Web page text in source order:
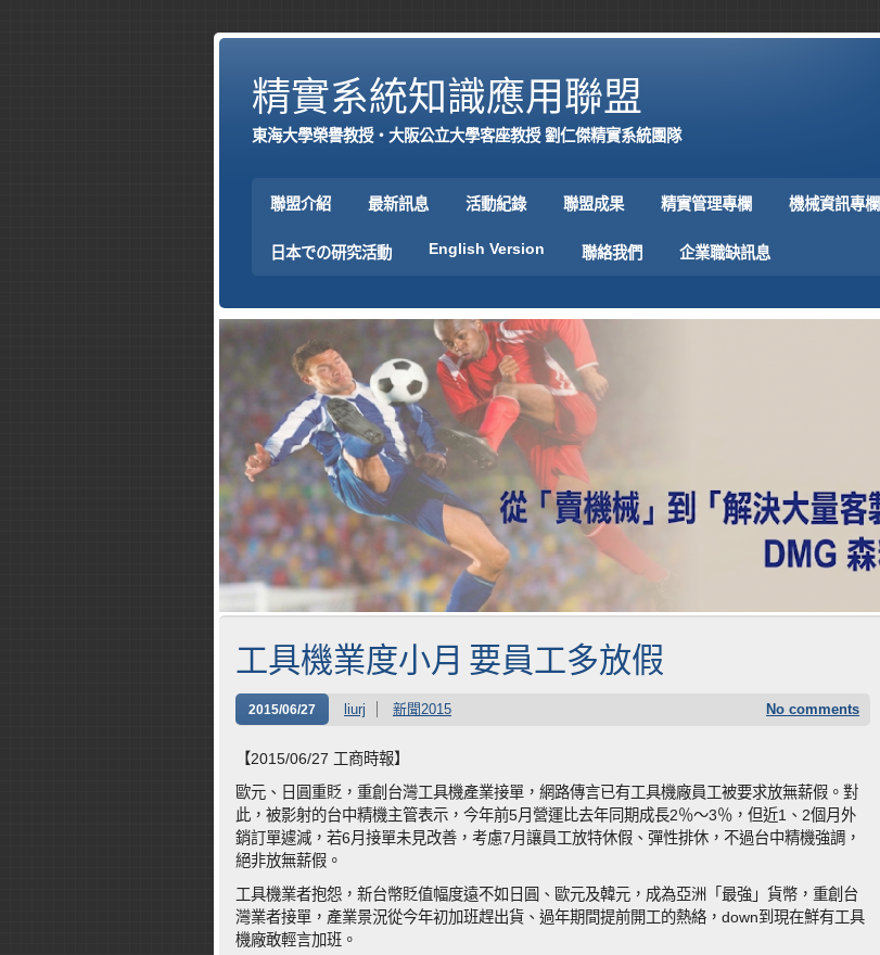
精實系統知識應用聯盟
東海大學榮譽教授‧大阪公立大學客座教授 劉仁傑精實系統團隊
聯盟介紹 最新訊息 活動紀錄 聯盟成果 精實管理專欄 機械資訊專欄
日本での研究活動 English Version 聯絡我們 企業職缺訊息
工具機業度小月 要員工多放假
2015/06/27 liurj 新聞2015 No comments
【2015/06/27 工商時報】
歐元、日圓重貶，重創台灣工具機產業接單，網路傳言已有工具機廠員工被要求放無薪假。對
此，被影射的台中精機主管表示，今年前5月營運比去年同期成長2％～3％，但近1、2個月外
銷訂單遽減，若6月接單未見改善，考慮7月讓員工放特休假、彈性排休，不過台中精機強調，
絕非放無薪假。
工具機業者抱怨，新台幣貶值幅度遠不如日圓、歐元及韓元，成為亞洲「最強」貨幣，重創台
灣業者接單，產業景況從今年初加班趕出貨、過年期間提前開工的熱絡，down到現在鮮有工具
機廠敢輕言加班。